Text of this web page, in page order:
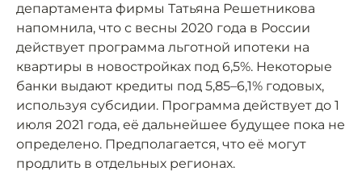
департамента фирмы Татьяна Решетникова
напомнила, что с весны 2020 года в России
действует программа льготной ипотеки на
квартиры в новостройках под 6,5%. Некоторые
банки выдают кредиты под 5,85–6,1% годовых,
используя субсидии. Программа действует до 1
июля 2021 года, её дальнейшее будущее пока не
определено. Предполагается, что её могут
продлить в отдельных регионах.